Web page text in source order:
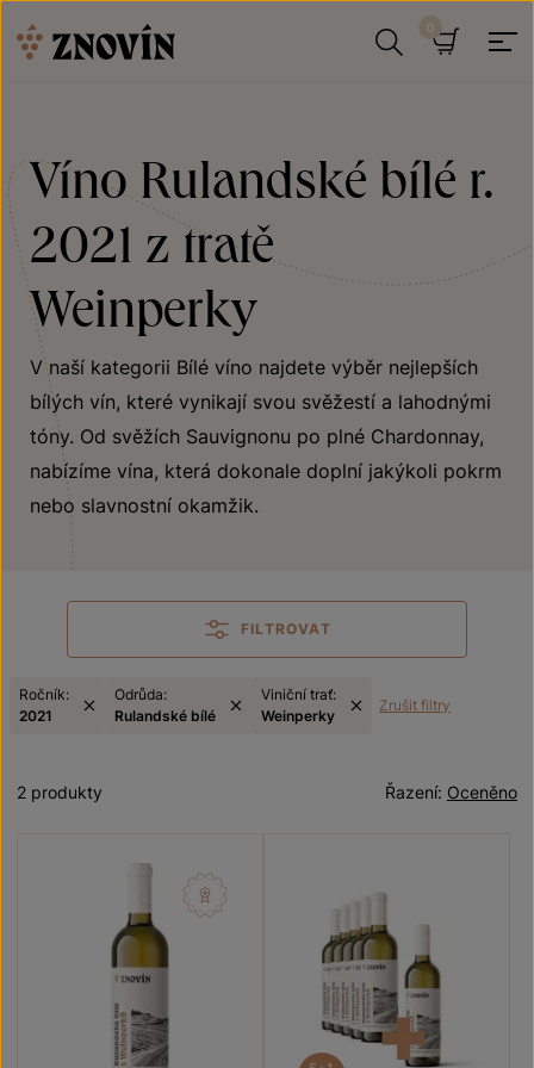
Víno Rulandské bílé r.
2021 z tratě
Weinperky
V naší kategorii Bílé víno najdete výběr nejlepších
bílých vín, které vynikají svou svěžestí a lahodnými
tóny. Od svěžích Sauvignonu po plné Chardonnay,
nabízíme vína, která dokonale doplní jakýkoli pokrm
nebo slavnostní okamžik.
FILTROVAT
Ročník:
2021
Odrůda:
Rulandské bílé
Viniční trať:
Weinperky
Zrušit filtry
Oceněno
Řazení:
2 produkty